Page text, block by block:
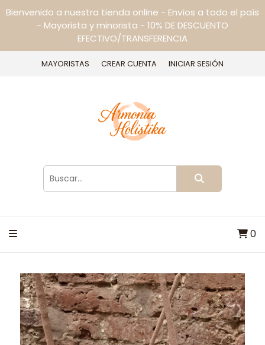
Bienvenido a nuestra tienda online - Envíos a todo el país
- Mayorista y minorista - 10% DE DESCUENTO
EFECTIVO/TRANSFERENCIA
MAYORISTAS CREAR CUENTA INICIAR SESIÓN
0